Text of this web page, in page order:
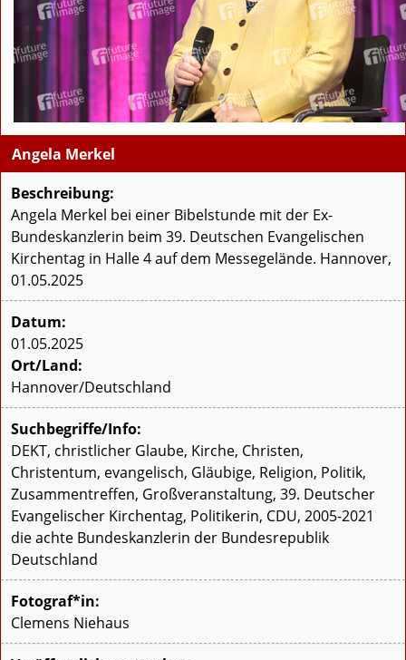
Angela Merkel
Beschreibung:
Angela Merkel bei einer Bibelstunde mit der Ex-
Bundeskanzlerin beim 39. Deutschen Evangelischen
Kirchentag in Halle 4 auf dem Messegelände. Hannover,
01.05.2025
Datum:
01.05.2025
Ort/Land:
Hannover/Deutschland
Suchbegriffe/Info:
DEKT, christlicher Glaube, Kirche, Christen,
Christentum, evangelisch, Gläubige, Religion, Politik,
Zusammentreffen, Großveranstaltung, 39. Deutscher
Evangelischer Kirchentag, Politikerin, CDU, 2005-2021
die achte Bundeskanzlerin der Bundesrepublik
Deutschland
Fotograf*in:
Clemens Niehaus